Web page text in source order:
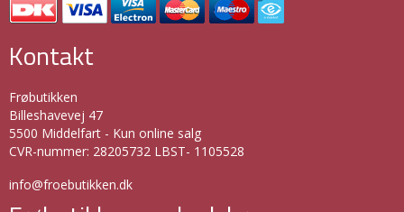
Kontakt
Frøbutikken
Billeshavevej 47
5500 Middelfart - Kun online salg
CVR-nummer: 28205732 LBST- 1105528
info@froebutikken.dk